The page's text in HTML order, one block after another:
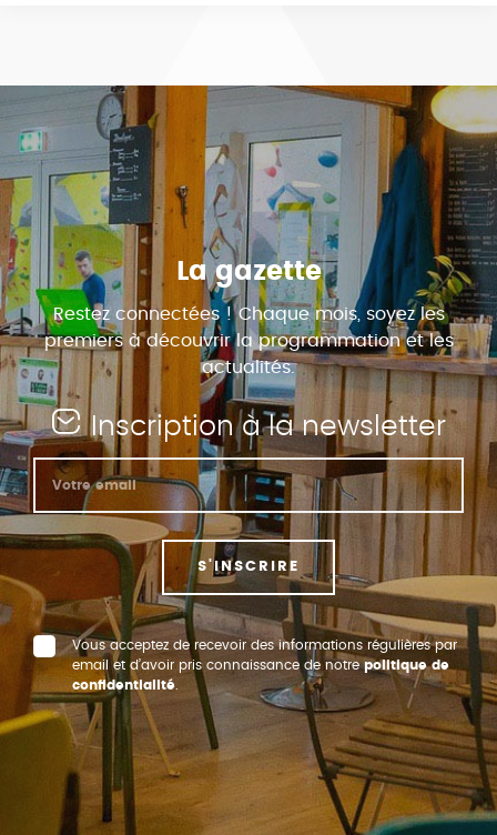
La gazette
Restez connectées ! Chaque mois, soyez les
premiers à découvrir la programmation et les
actualités.
Inscription à la newsletter
S'INSCRIRE
Vous acceptez de recevoir des informations régulières par
email et d’avoir pris connaissance de notrepolitique de
confidentialité